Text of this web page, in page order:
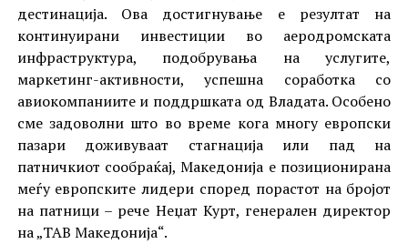
дестинација. Ова достигнување е резултат на
континуирани инвестиции во аеродромската
инфраструктура, подобрувања на услугите,
маркетинг-активности, успешна соработка со
авиокомпаниите и поддршката од Владата. Особено
сме задоволни што во време кога многу европски
пазари доживуваат стагнација или пад на
патничкиот сообраќај, Македонија е позиционирана
меѓу европските лидери според порастот на бројот
на патници – рече Неџат Курт, генерален директор
на „ТАВ Македонија“.